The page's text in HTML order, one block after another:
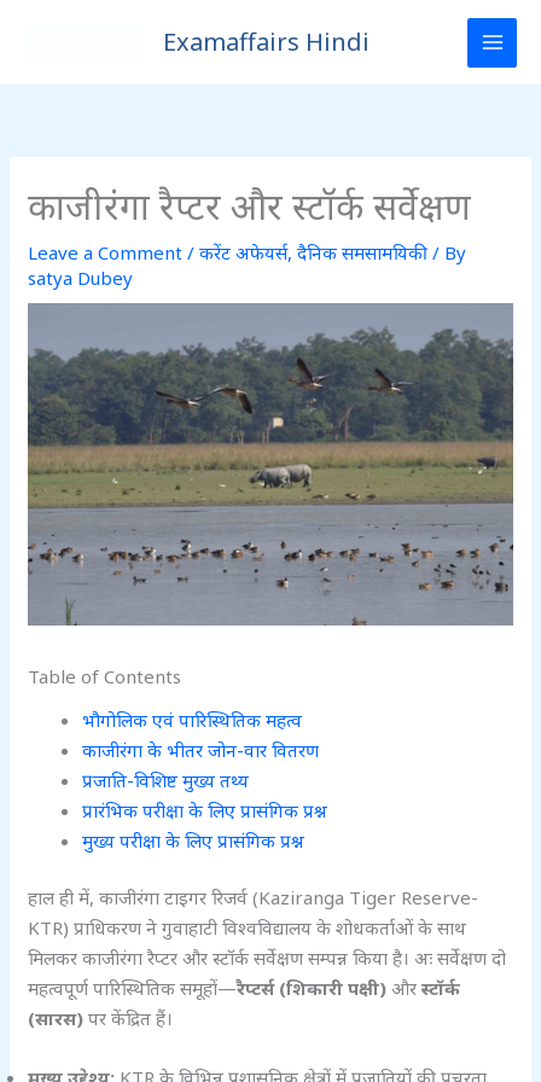
Examaffairs Hindi
काजीरंगा रैप्टर और स्टॉर्क सर्वेक्षण
Leave a Comment /करेंट अफेयर्स,दैनिक समसामयिकी / By
satya Dubey
Table of Contents
भौगोलिक एवं पारिस्थितिक महत्व
काजीरंगा के भीतर जोन-वार वितरण
प्रजाति-विशिष्ट मुख्य तथ्य
प्रारंभिक परीक्षा के लिए प्रासंगिक प्रश्न
मुख्य परीक्षा के लिए प्रासंगिक प्रश्न
हाल ही में, काजीरंगा टाइगर रिजर्व (Kaziranga Tiger Reserve-
KTR) प्राधिकरण ने गुवाहाटी विश्वविद्यालय के शोधकर्ताओं के साथ
मिलकर काजीरंगा रैप्टर और स्टॉर्क सर्वेक्षण सम्पन्न किया है। अः सर्वेक्षण दो
महत्वपूर्ण पारिस्थितिक समूहों—रैप्टर्स (शिकारी पक्षी) औरस्टॉर्क
(सारस) पर केंद्रित हैं।